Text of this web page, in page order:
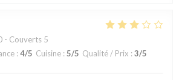
- Couverts 5
: 4/5 Cuisine : 5/5 Qualité / Prix : 3/5